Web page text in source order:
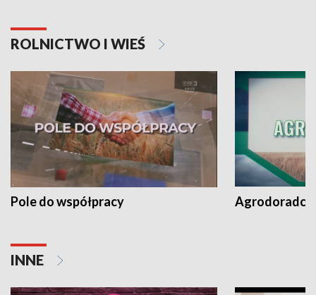
ROLNICTWO I WIEŚ
Pole do współpracy Agrodoradcy
INNE